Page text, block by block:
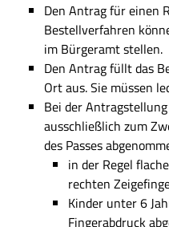
Den Antrag für einen
Bestellverfahren
im Bürgeramt stellen.
Den Antrag füllt das
Ort aus. Sie müssen
Bei der
ausschließlich zum
des Passes
in der Regel
rechten
Kinder unter 6
Fingerabdruck